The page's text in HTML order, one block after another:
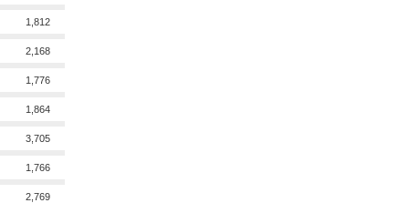
1,812
2,168
1,776
1,864
3,705
1,766
2,769